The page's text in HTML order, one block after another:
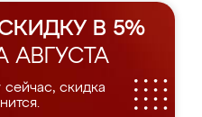
В 5%
АВГУСТА
сейчас, скидка